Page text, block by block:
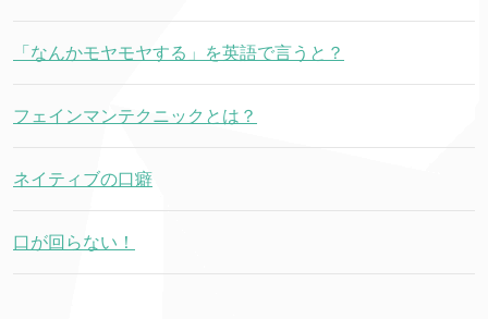
「なんかモヤモヤする」を英語で言うと？
フェインマンテクニックとは？
ネイティブの口癖
口が回らない！